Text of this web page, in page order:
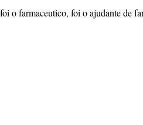
o farmaceutico, foi o ajudante de